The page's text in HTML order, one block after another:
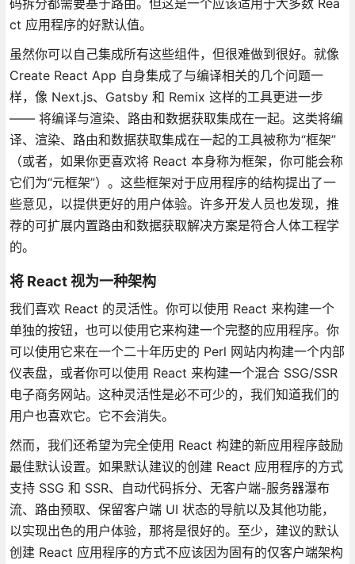
ct 应用程序的好默认值。
虽然你可以自己集成所有这些组件，但很难做到很好。就像
Create React App 自身集成了与编译相关的几个问题一
样，像 Next.js、Gatsby 和 Remix 这样的工具更进一步
—— 将编译与渲染、路由和数据获取集成在一起。这类将编
译、渲染、路由和数据获取集成在一起的工具被称为“框架”
（或者，如果你更喜欢将 React 本身称为框架，你可能会称
它们为“元框架”）。这些框架对于应用程序的结构提出了一
些意见，以提供更好的用户体验。许多开发人员也发现，推
荐的可扩展内置路由和数据获取解决方案是符合人体工程学
的。
将 React 视为一种架构
我们喜欢 React 的灵活性。你可以使用 React 来构建一个
单独的按钮，也可以使用它来构建一个完整的应用程序。你
可以使用它来在一个二十年历史的 Perl 网站内构建一个内部
仪表盘，或者你可以使用 React 来构建一个混合 SSG/SSR
电子商务网站。这种灵活性是必不可少的，我们知道我们的
用户也喜欢它。它不会消失。
然而，我们还希望为完全使用 React 构建的新应用程序鼓励
最佳默认设置。如果默认建议的创建 React 应用程序的方式
支持 SSG 和 SSR、自动代码拆分、无客户端-服务器瀑布
流、路由预取、保留客户端 UI 状态的导航以及其他功能，
以实现出色的用户体验，那将是很好的。至少，建议的默认
创建 React 应用程序的方式不应该因为固有的仅客户端架构